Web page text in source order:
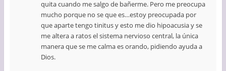
quita cuando me salgo de bañerme. Pero me preocupa
mucho porque no se que es…estoy preocupada por
que aparte tengo tinitus y esto me dio hipoacusia y se
me altera a ratos el sistema nervioso central, la única
manera que se me calma es orando, pidiendo ayuda a
Dios.